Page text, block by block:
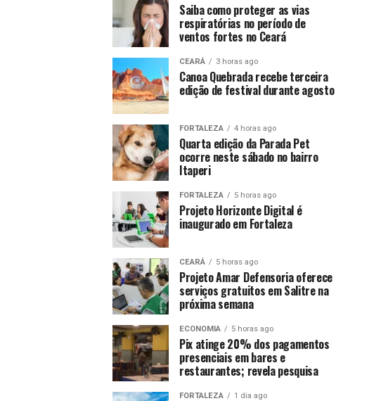
Saiba como proteger as vias
respiratórias no período de
ventos fortes no Ceará
CEARÁ 3 horas ago
Canoa Quebrada recebe terceira
edição de festival durante agosto
FORTALEZA 4 horas ago
Quarta edição da Parada Pet
ocorre neste sábado no bairro
Itaperi
FORTALEZA 5 horas ago
Projeto Horizonte Digital é
inaugurado em Fortaleza
CEARÁ 5 horas ago
Projeto Amar Defensoria oferece
serviços gratuitos em Salitre na
próxima semana
ECONOMIA 5 horas ago
Pix atinge 20% dos pagamentos
presenciais em bares e
restaurantes; revela pesquisa
FORTALEZA 1 dia ago